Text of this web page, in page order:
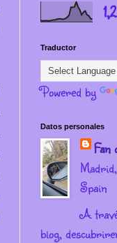
Traductor
Powered by
Datos personales
Fan
Spain
A
blog,